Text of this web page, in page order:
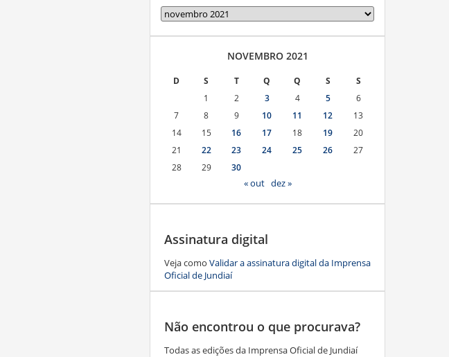
Edições
por
data
NOVEMBRO 2021
D S T Q Q S
S
1
2 3 4 5
6
7
8 9 10 11 12
13
14
15 16 17 18 19
20
21
22 23 24 25 26
27
28
29 30
« out dez »
Assinatura digital
Veja como Validar a assinatura digital da Imprensa
Oficial de Jundiaí
Não encontrou o que procurava?
Todas as edições da Imprensa Oficial de Jundiaí